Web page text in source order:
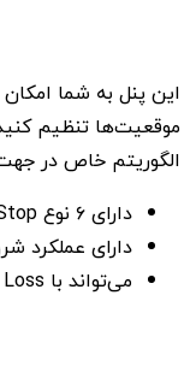
الگوریتم خاص در
دارای ۶ نوع Trailing Stop است.
دارای عملکرد
می‌تواند با Stop Loss مجازی کار کند.